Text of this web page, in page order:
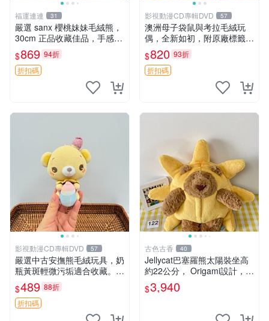
福運連連 31
嚴選 sanx 櫻桃妹妹毛絨熊，
30cm 正品收藏佳品，手感極
軟，適合贈送與收藏 櫻桃妹
妹、sanx、毛絨熊
$869 94折
折扣碼
影視動漫CD專輯DVD 57
澳洲母子袋鼠與考拉毛絨玩
偶，全新如初，附原廠標籤，
手感極軟，適合贈送親朋好
友。袋鼠與考拉正版，精緻尺
寸，適合作為收藏或家飾擺
設，增添暖意。 母子、袋
$820 93折
折扣碼
影視動漫CD專輯DVD 57
嚴選中古安撫熊毛絨玩具，奶
瓶黃斑輕微污垢適合收藏。默
認兩日發貨，全國快遞隨機派
送。 成色如圖可放心購買，
輕微瑕疵和臟污不影響使用。
安撫熊 中古玩偶 毛
$489 88折
折扣碼
古色古香 40
Jellycat巴塞羅熊太陽裝坐高
約22公分， Origami設計，來
自越南。嚴選 Recommendat
ion！巴塞羅、 Origami熊、J
$3,940